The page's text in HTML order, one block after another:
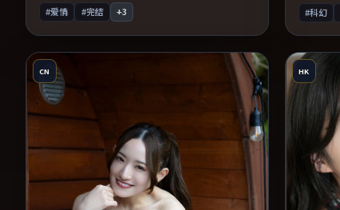
#爱情 #完结 +3 #科幻
CN HK